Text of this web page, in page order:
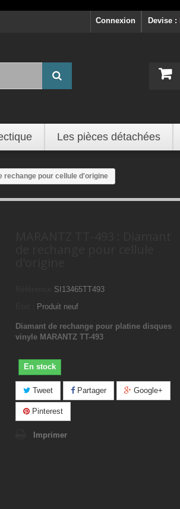
Devise :
Connexion
Les pièces détachées
rechange pour cellule d'origine
SI13465TT493
Produit neuf
Diamant de rechange pour platine disques
vinyle MARANTZ TT-493
En stock
Tweet Partager Google+
Pinterest
Imprimer